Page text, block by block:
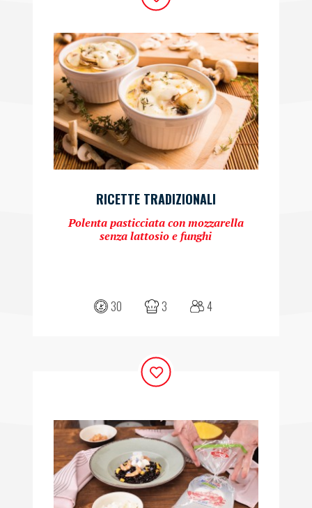
RICETTE TRADIZIONALI
Polenta pasticciata con mozzarella
senza lattosio e funghi
30 3 4